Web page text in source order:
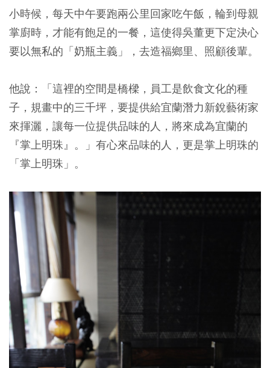
小時候，每天中午要跑兩公里回家吃午飯，輪到母親
掌廚時，才能有飽足的一餐，這使得吳董更下定決心
要以無私的「奶瓶主義」，去造福鄉里、照顧後輩。
他說：「這裡的空間是橋樑，員工是飲食文化的種
子，規畫中的三千坪，要提供給宜蘭潛力新銳藝術家
來揮灑，讓每一位提供品味的人，將來成為宜蘭的
『掌上明珠』。」有心來品味的人，更是掌上明珠的
「掌上明珠」。